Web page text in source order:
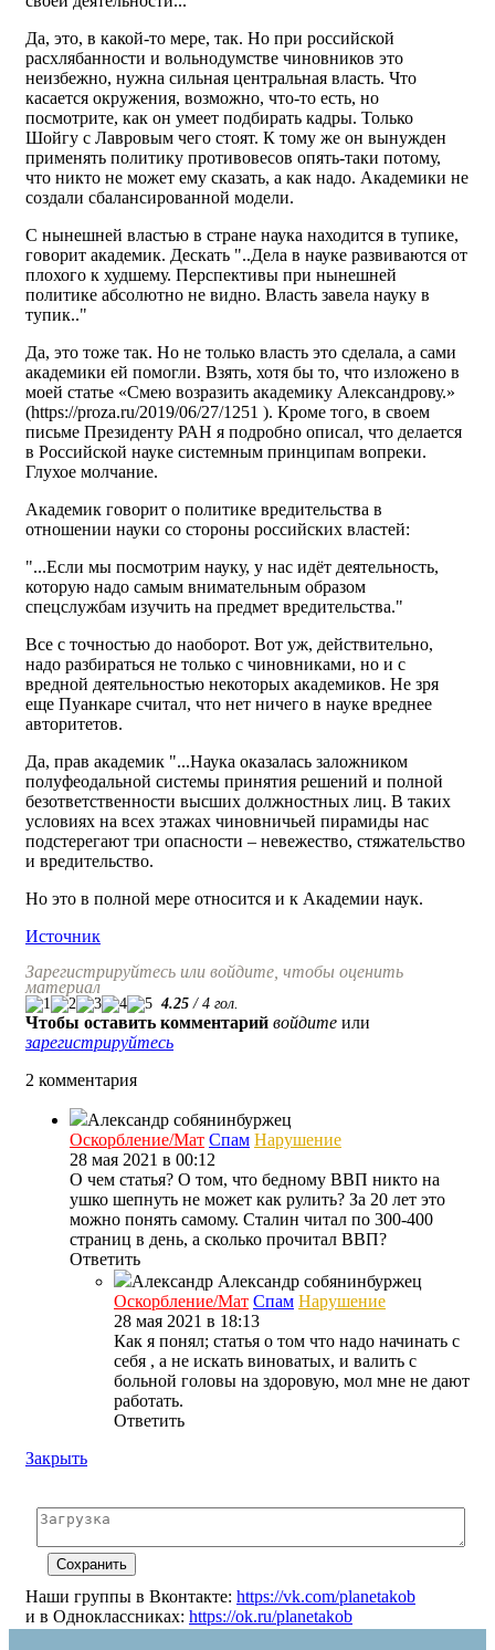
Да, это, в какой-то мере, так. Но при российской
расхлябанности и вольнодумстве чиновников это
неизбежно, нужна сильная центральная власть. Что
касается окружения, возможно, что-то есть, но
посмотрите, как он умеет подбирать кадры. Только
Шойгу с Лавровым чего стоят. К тому же он вынужден
применять политику противовесов опять-таки потому,
что никто не может ему сказать, а как надо. Академики не
создали сбалансированной модели.
С нынешней властью в стране наука находится в тупике,
говорит академик. Дескать "..Дела в науке развиваются от
плохого к худшему. Перспективы при нынешней
политике абсолютно не видно. Власть завела науку в
тупик.."
Да, это тоже так. Но не только власть это сделала, а сами
академики ей помогли. Взять, хотя бы то, что изложено в
моей статье «Смею возразить академику Александрову.»
(https://proza.ru/2019/06/27/1251 ). Кроме того, в своем
письме Президенту РАН я подробно описал, что делается
в Российской науке системным принципам вопреки.
Глухое молчание.
Академик говорит о политике вредительства в
отношении науки со стороны российских властей:
"...Если мы посмотрим науку, у нас идёт деятельность,
которую надо самым внимательным образом
спецслужбам изучить на предмет вредительства."
Все с точностью до наоборот. Вот уж, действительно,
надо разбираться не только с чиновниками, но и с
вредной деятельностью некоторых академиков. Не зря
еще Пуанкаре считал, что нет ничего в науке вреднее
авторитетов.
Да, прав академик "...Наука оказалась заложником
полуфеодальной системы принятия решений и полной
безответственности высших должностных лиц. В таких
условиях на всех этажах чиновничьей пирамиды нас
подстерегают три опасности – невежество, стяжательство
и вредительство.
Но это в полной мере относится и к Академии наук.
Источник
Зарегистрируйтесь или войдите, чтобы оценить
материал
4.25 / 4 гол.
Чтобы оставить комментарий войдите или
зарегистрируйтесь
2 комментария
Александр собянинбуржец
Оскорбление/Мат Спам Нарушение
28 мая 2021 в 00:12
О чем статья? О том, что бедному ВВП никто на
ушко шепнуть не может как рулить? За 20 лет это
можно понять самому. Сталин читал по 300-400
страниц в день, а сколько прочитал ВВП?
Ответить
Александр Александр собянинбуржец
Оскорбление/Мат Спам Нарушение
28 мая 2021 в 18:13
Как я понял; статья о том что надо начинать с
себя , а не искать виноватых, и валить с
больной головы на здоровую, мол мне не дают
работать.
Ответить
Закрыть
Наши группы в Вконтакте: https://vk.com/planetakob
и в Одноклассниках: https://ok.ru/planetakob